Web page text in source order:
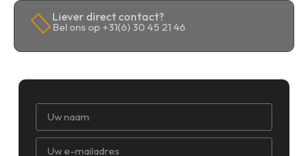
Liever direct contact?
Bel ons op +31(6) 30 45 21 46